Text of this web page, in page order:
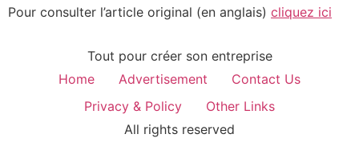
Pour consulter l’article original (en anglais) cliquez ici
Tout pour créer son entreprise
Home
Advertisement
Contact Us
Privacy & Policy
Other Links
All rights reserved